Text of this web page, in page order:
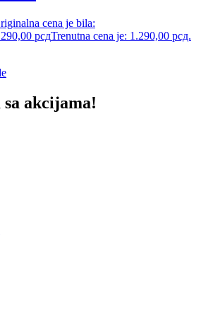
cena je bila:
рсдTrenutna cena je: 1.290,00 рсд.
akcijama!